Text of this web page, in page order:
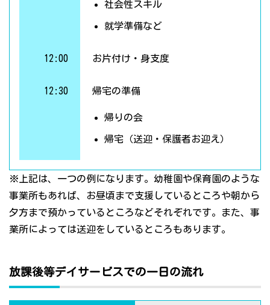
社会性スキル
就学準備など
12:00 お片付け・身支度
12:30 帰宅の準備
帰りの会
帰宅（送迎・保護者お迎え）
※上記は、一つの例になります。幼稚園や保育園のような
事業所もあれば、お昼頃まで支援しているところや朝から
夕方まで預かっているところなどそれぞれです。また、事
業所によっては送迎をしているところもあります。
放課後等デイサービスでの一日の流れ